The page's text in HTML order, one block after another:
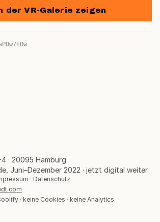
der VR-Galerie zeigen
· 20095 Hamburg
Juni–Dezember 2022 · jetzt digital weiter.
· Datenschutz
· keine Cookies · keine Analytics.